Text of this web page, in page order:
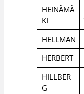
HEINÄMÄ
KI
HELLMAN
HERBERT
HILLBER
G